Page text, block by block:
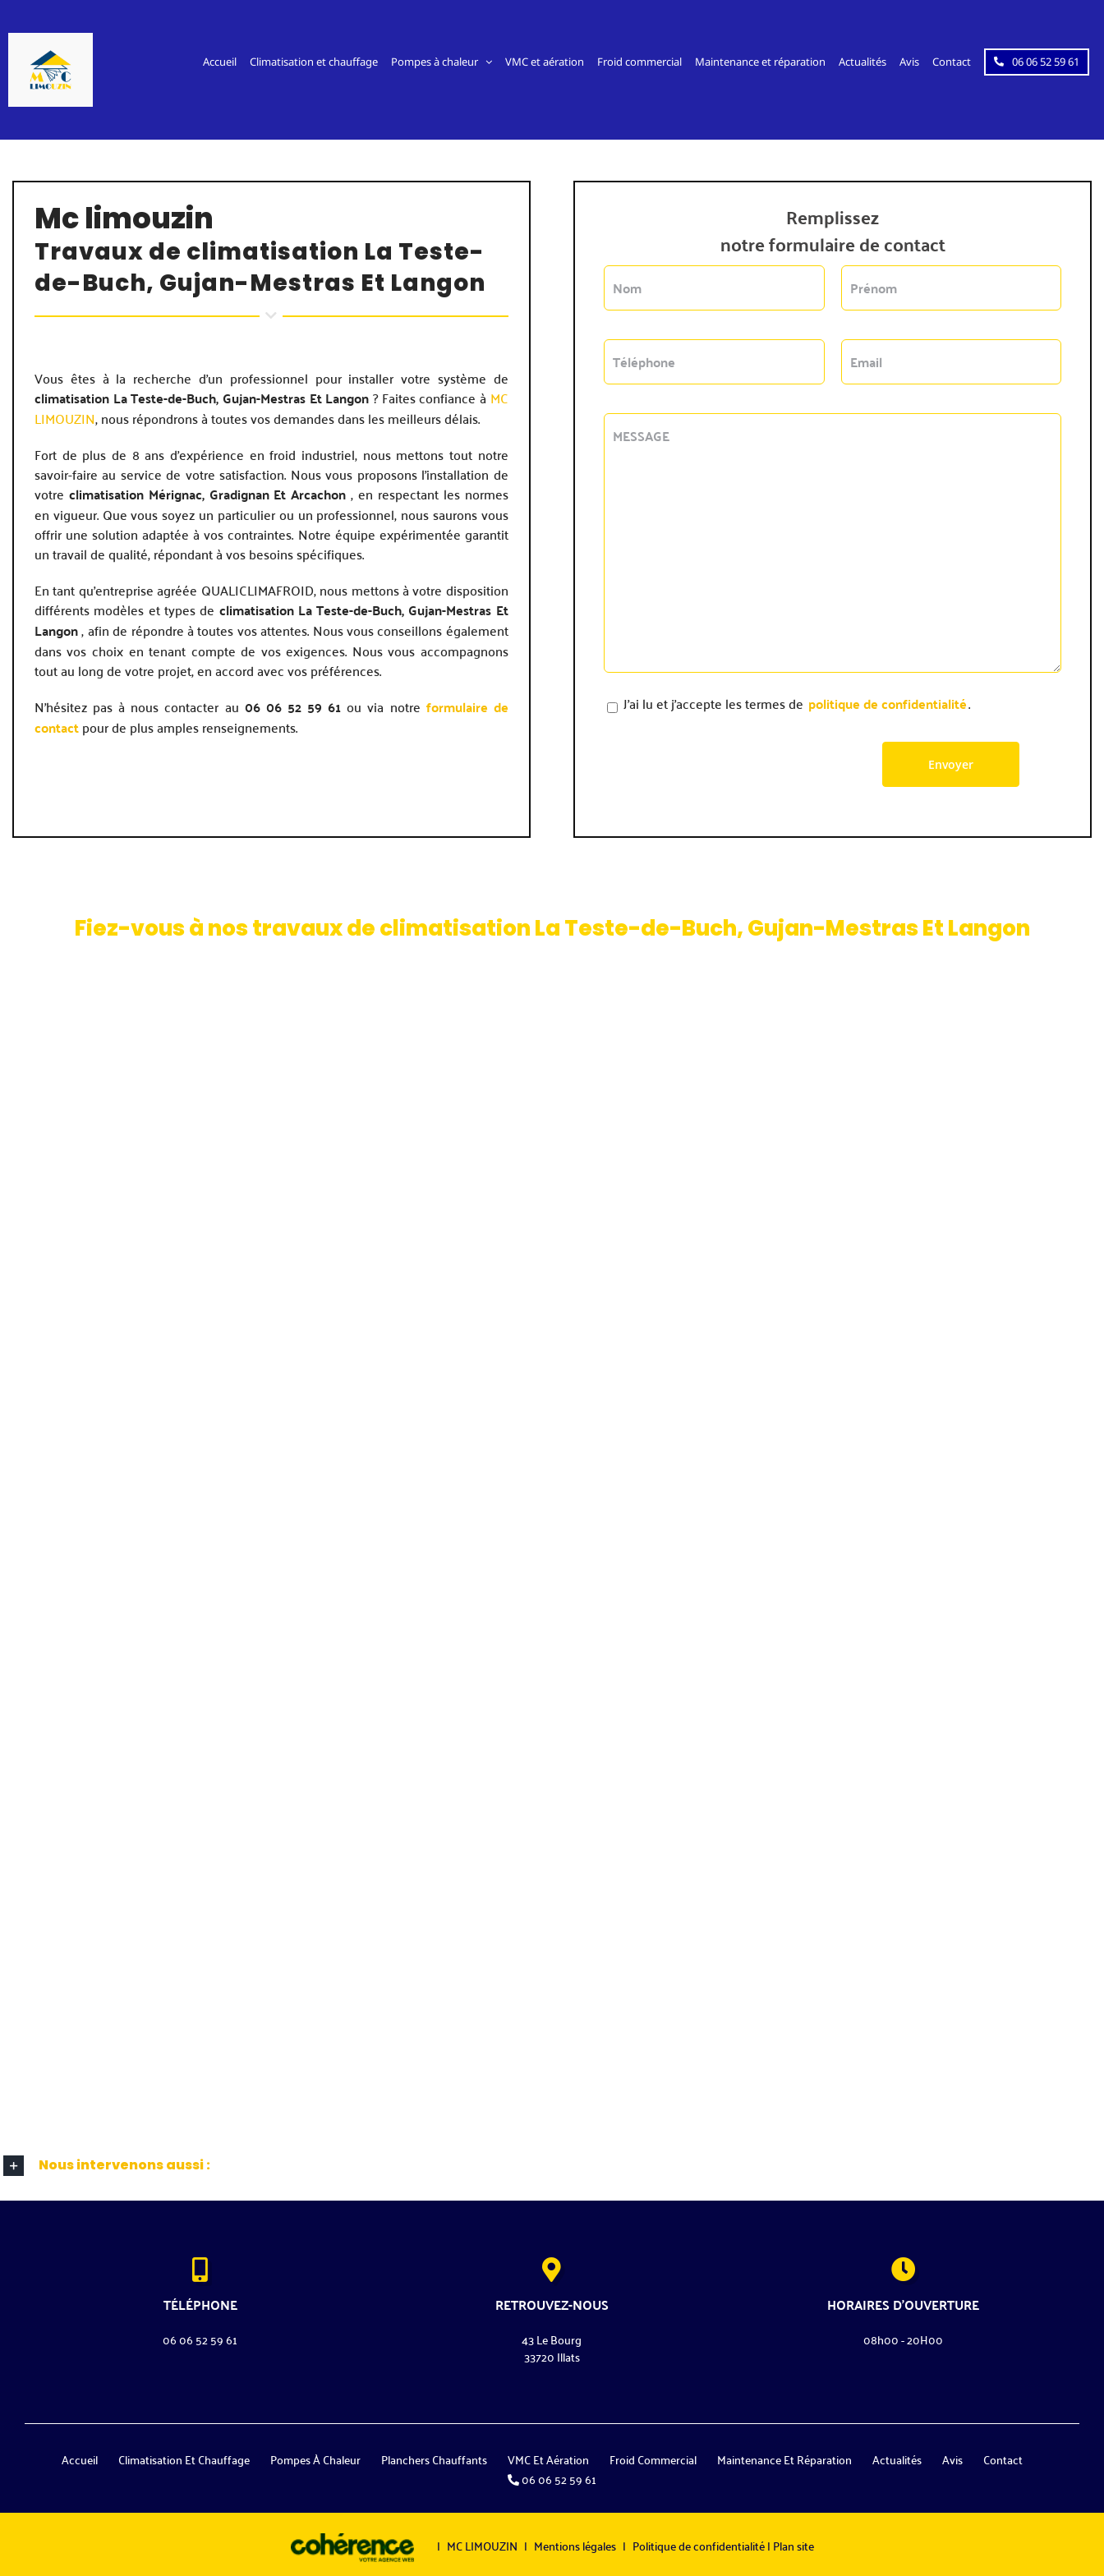
au
contenu
Accueil Climatisation et chauffage Pompes à chaleur VMC et aération Froid commercial Maintenance et réparation Actualités Avis Contact 06 06 52 59 61
Mc limouzin
Travaux de climatisation La Teste-
de-Buch, Gujan-Mestras Et Langon
Vous êtes à la recherche d’un professionnel pour installer votre système de
climatisation La Teste-de-Buch, Gujan-Mestras Et Langon? Faites confiance à MC
LIMOUZIN, nous répondrons à toutes vos demandes dans les meilleurs délais.
Fort de plus de 8 ans d’expérience en froid industriel, nous mettons tout notre
savoir-faire au service de votre satisfaction. Nous vous proposons l’installation de
votre climatisationMérignac, Gradignan Et Arcachon, en respectant les normes
en vigueur. Que vous soyez un particulier ou un professionnel, nous saurons vous
offrir une solution adaptée à vos contraintes. Notre équipe expérimentée garantit
un travail de qualité, répondant à vos besoins spécifiques.
En tant qu’entreprise agréée QUALICLIMAFROID, nous mettons à votre disposition
différents modèles et types de climatisation La Teste-de-Buch, Gujan-Mestras Et
Langon, afin de répondre à toutes vos attentes. Nous vous conseillons également
dans vos choix en tenant compte de vos exigences. Nous vous accompagnons
tout au long de votre projet, en accord avec vos préférences.
N’hésitez pas à nous contacter au 06 06 52 59 61 ou via notre formulaire de
contactpour de plus amples renseignements.
Remplissez
notre formulaire de contact
J'ai lu et j'accepte les termes de politique de confidentialité.
Fiez-vous à nos travaux de climatisation La Teste-de-Buch, Gujan-Mestras Et Langon
Nous intervenons aussi :
TÉLÉPHONE
06 06 52 59 61
RETROUVEZ-NOUS
43 Le Bourg
33720 Illats
HORAIRES D'OUVERTURE
08h00 - 20H00
Accueil Climatisation Et Chauffage Pompes À Chaleur Planchers Chauffants VMC Et Aération Froid Commercial Maintenance Et Réparation Actualités Avis
Contact
06 06 52 59 61
| MC LIMOUZIN | Mentions légales | Politique de confidentialité|Plan site